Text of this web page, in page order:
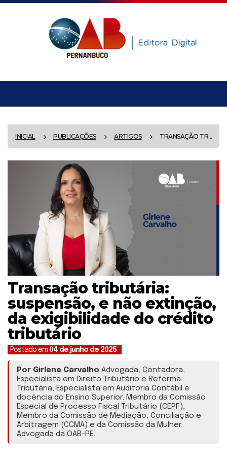
INICIAL PUBLICAÇÕES ARTIGOS TRANSAÇÃO TR...
Transação tributária:
suspensão, e não extinção,
da exigibilidade do crédito
tributário
Postado em 04 de junho de 2025
Por Girlene Carvalho Advogada, Contadora,
Especialista em Direito Tributário e Reforma
Tributária, Especialista em Auditoria Contábil e
docência do Ensino Superior. Membro da Comissão
Especial de Processo Fiscal Tributário (CEPF),
Membro da Comissão de Mediação, Conciliação e
Arbitragem (CCMA) e da Comissão da Mulher
Advogada da OAB-PE.